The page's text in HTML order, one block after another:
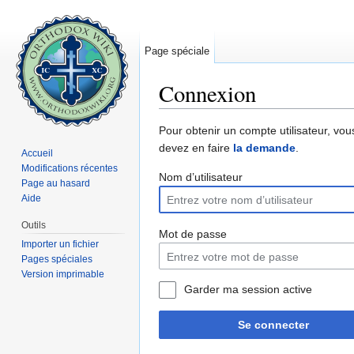
Connexion
Pour obtenir un compte utilisateur,
devez en faire la demande.
Nom d’utilisateur
Mot de passe
Garder ma session active
Se connecter
Page spéciale
Accueil
Modifications récentes
Page au hasard
Aide
Outils
Importer un fichier
Pages spéciales
Version imprimable